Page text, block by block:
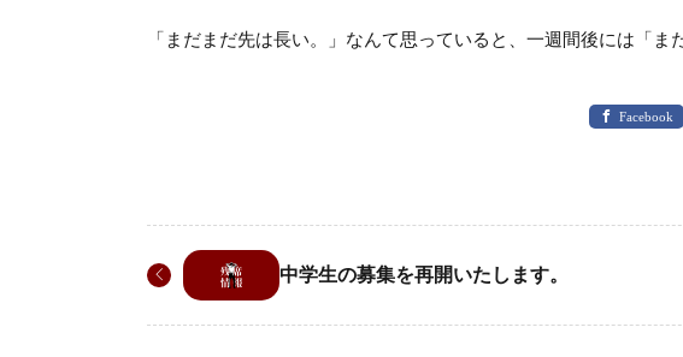
「まだまだ先は長い。」なんて思っていると、一週間後には「
Facebook
中学生の募集を再開いたします。